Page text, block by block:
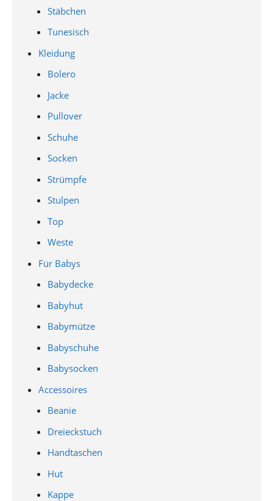
Stäbchen
Tunesisch
Kleidung
Bolero
Jacke
Pullover
Schuhe
Socken
Strümpfe
Stulpen
Top
Weste
Für Babys
Babydecke
Babyhut
Babymütze
Babyschuhe
Babysocken
Accessoires
Beanie
Dreieckstuch
Handtaschen
Hut
Kappe